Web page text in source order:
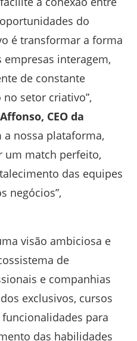
do
é transformar a forma
interagem,
de constante
setor criativo”,
CEO da
a nossa plataforma,
um match perfeito,
das equipes
negócios”,
visão ambiciosa e
de
e companhias
exclusivos, cursos
para
das habilidades